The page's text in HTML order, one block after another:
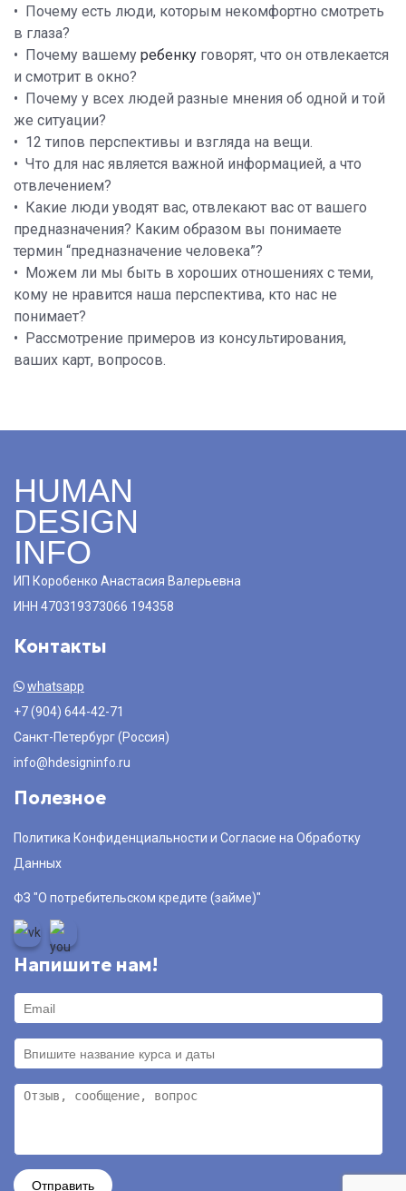
• Почему есть люди, которым некомфортно смотреть
в глаза?
• Почему вашему ребенку говорят, что он отвлекается
и смотрит в окно?
• Почему у всех людей разные мнения об одной и той
же ситуации?
• 12 типов перспективы и взгляда на вещи.
• Что для нас является важной информацией, а что
отвлечением?
• Какие люди уводят вас, отвлекают вас от вашего
предназначения? Каким образом вы понимаете
термин “предназначение человека”?
• Можем ли мы быть в хороших отношениях с теми,
кому не нравится наша перспектива, кто нас не
понимает?
• Рассмотрение примеров из консультирования,
ваших карт, вопросов.
HUMAN
DESIGN
INFO
ИП Коробенко Анастасия Валерьевна
ИНН 470319373066 194358
Контакты
whatsapp
+7 (904) 644-42-71
Санкт-Петербург (Россия)
info@hdesigninfo.ru
Полезное
Политика Конфиденциальности и Согласие на Обработку
Данных
ФЗ "О потребительском кредите (займе)"
Напишите нам!